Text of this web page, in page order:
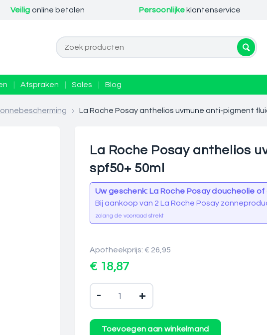
Veilig online betalen Persoonlijke klantenservice
Afspraken Sales Blog
> La Roche Posay anthelios uvmune anti-pigment
La Roche Posay anthelios
spf50+ 50ml
Uw geschenk: La Roche Posay doucheolie
Bij aankoop van 2 La Roche Posay
zolang de voorraad strekt
Apotheekprijs: € 26,95
€ 18,87
- +